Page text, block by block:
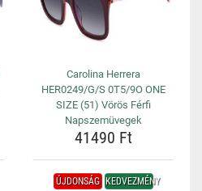
Carolina Herrera
HER0249/G/S 0T5/9O ONE
SIZE (51) Vörös Férfi
Napszemüvegek
41490 Ft
ÚJDONSÁG KEDVEZMÉNY